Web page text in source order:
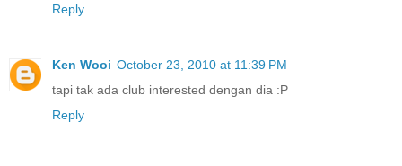
Reply
Ken Wooi October 23, 2010 at 11:39 PM
tapi tak ada club interested dengan dia :P
Reply